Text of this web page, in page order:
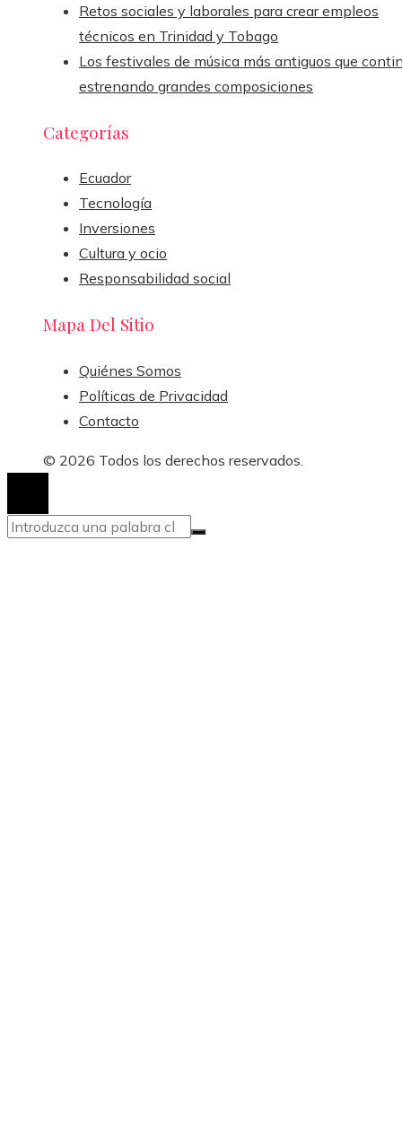
Retos sociales y laborales para crear empleos
técnicos en Trinidad y Tobago
Los festivales de música más antiguos que
estrenando grandes composiciones
Categorías
Ecuador
Tecnología
Inversiones
Cultura y ocio
Responsabilidad social
Mapa Del Sitio
Quiénes Somos
Políticas de Privacidad
Contacto
© 2026 Todos los derechos reservados.